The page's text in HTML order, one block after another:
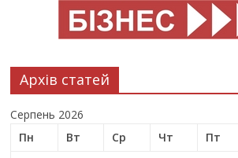
Архів статей
Серпень 2026
Пн
Вт Ср Чт Пт